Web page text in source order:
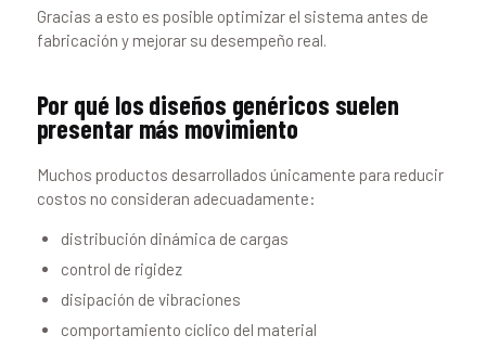
Gracias a esto es posible optimizar el sistema antes de
fabricación y mejorar su desempeño real.
Por qué los diseños genéricos suelen
presentar más movimiento
Muchos productos desarrollados únicamente para reducir
costos no consideran adecuadamente:
distribución dinámica de cargas
control de rigidez
disipación de vibraciones
comportamiento cíclico del material